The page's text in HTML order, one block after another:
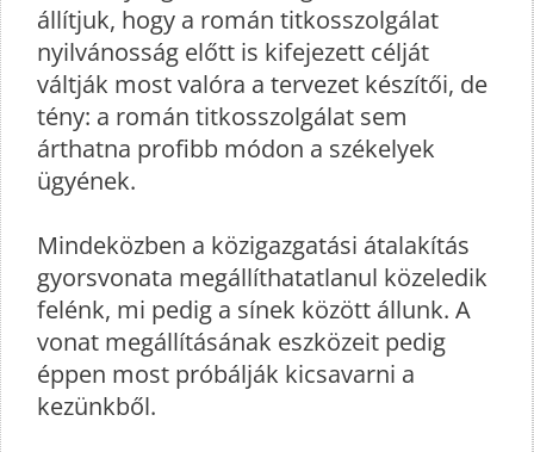
állítjuk, hogy a román titkosszolgálat
nyilvánosság előtt is kifejezett célját
váltják most valóra a tervezet készítői, de
tény: a román titkosszolgálat sem
árthatna profibb módon a székelyek
ügyének.
Mindeközben a közigazgatási átalakítás
gyorsvonata megállíthatatlanul közeledik
felénk, mi pedig a sínek között állunk. A
vonat megállításának eszközeit pedig
éppen most próbálják kicsavarni a
kezünkből.